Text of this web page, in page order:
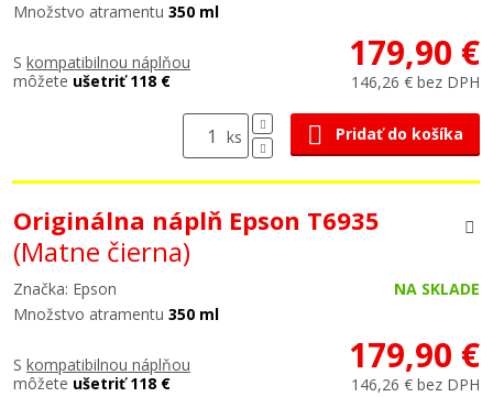
Množstvo atramentu 350 ml
S kompatibilnou náplňou
môžete ušetriť 118 €
179,90 €
146,26 € bez DPH
ks Pridať do košíka
Originálna náplň Epson T6935
(Matne čierna)
Značka: Epson
NA SKLADE
Množstvo atramentu 350 ml
S kompatibilnou náplňou
môžete ušetriť 118 €
179,90 €
146,26 € bez DPH